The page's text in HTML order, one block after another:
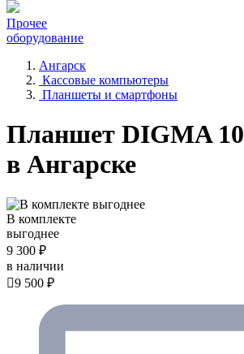
Прочее
оборудование
Ангарск
Кассовые компьютеры
Планшеты и смартфоны
Планшет DIGMA 10
в Ангарске
В комплекте
выгоднее
9 300 ₽
в наличии
9 500 ₽